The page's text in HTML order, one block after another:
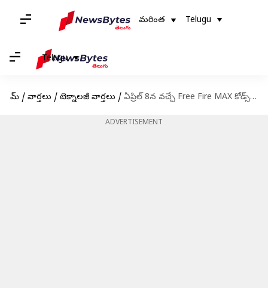
మరింత Telugu
Telugu
హోమ్ / వార్తలు / టెక్నాలజీ వార్తలు / ఏప్రిల్ 8న వచ్చే Free Fire MAX కోడ్స్ రీడీమ్ విధానం
ADVERTISEMENT